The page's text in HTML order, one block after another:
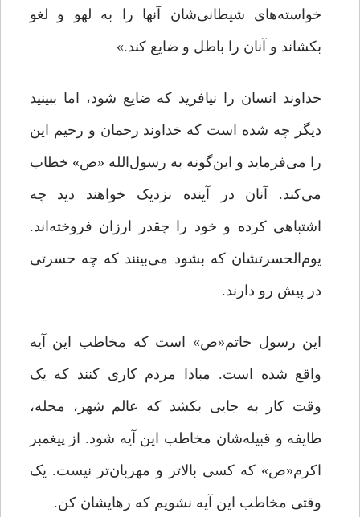
خواسته‌های شیطانی‌شان آنها را به لهو و لغو
بکشاند و آنان را باطل و ضایع کند.»
خداوند انسان را نیافرید که ضایع شود، اما ببینید
دیگر چه شده است که خداوند رحمان و رحیم این
را می‌فرماید و این‌گونه به رسول‌الله «ص» خطاب
می‌کند. آنان در آینده نزدیک خواهند دید چه
اشتباهی کرده و خود را چقدر ارزان فروخته‌اند.
یوم‌الحسرتشان که بشود می‌بینند که چه حسرتی
در پیش رو دارند.
این رسول خاتم«ص» است که مخاطب این آیه
واقع شده است. مبادا مردم کاری کنند که یک
وقت کار به جایی بکشد که عالم شهر، محله،
طایفه و قبیله‌شان مخاطب این آیه شود. از پیغمبر
اکرم«ص» که کسی بالاتر و مهربان‌تر نیست. یک
وقتی مخاطب این آیه نشویم که رهایشان کن.